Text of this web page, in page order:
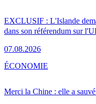
EXCLUSIF : L'Islande
dans son référendum sur
07.08.2026
Merci la Chine : elle a
ÉCONOMIE